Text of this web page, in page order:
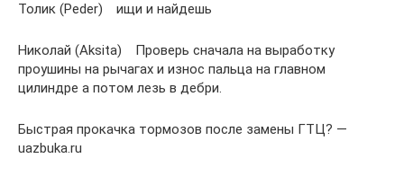
Толик (Peder) ищи и найдешь
Николай (Aksita) Проверь сначала на выработку
проушины на рычагах и износ пальца на главном
цилиндре а потом лезь в дебри.
Быстрая прокачка тормозов после замены ГТЦ? —
uazbuka.ru